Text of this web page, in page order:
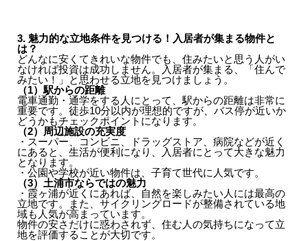
3. 魅力的な立地条件を見つける！入居者が集まる物件と
は？
どんなに安くてきれいな物件でも、住みたいと思う人がい
なければ投資は成功しません。入居者が集まる、「住んで
みたい！」と思わせる立地を見つけましょう。
（1）駅からの距離
電車通勤・通学をする人にとって、駅からの距離は非常に
重要です。徒歩10分以内が理想的ですが、バス停が近いか
どうかもチェックポイントになります。
（2）周辺施設の充実度
・スーパー、コンビニ、ドラッグストア、病院などが近く
にあると、生活が便利になり、入居者にとって大きな魅力
となります。
・公園や学校が近い物件は、子育て世代に人気です。
（3）土浦市ならではの魅力
・霞ヶ浦が近くにあれば、自然を楽しみたい人には最高の
立地です。また、サイクリングロードが整備されている地
域も人気が高まっています。
物件の安さだけに惑わされず、住む人の気持ちになって立
地を評価することが大切です。